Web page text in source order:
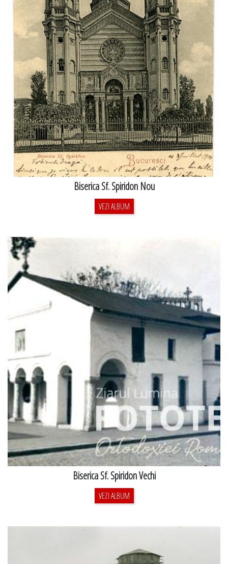
Biserica Sf. Spiridon Nou
VEZI ALBUM
Biserica Sf. Spiridon Vechi
VEZI ALBUM